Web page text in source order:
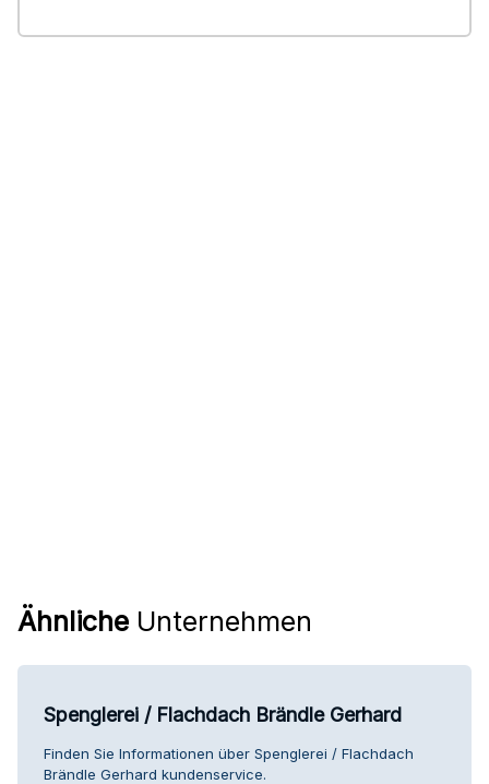
Ähnliche Unternehmen
Spenglerei / Flachdach Brändle Gerhard
Finden Sie Informationen über Spenglerei / Flachdach
Brändle Gerhard kundenservice.